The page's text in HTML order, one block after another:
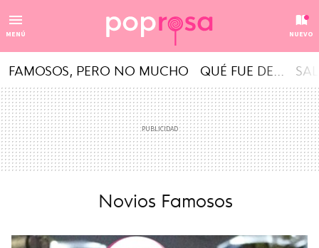
MENÚ NUEVO
FAMOSOS, PERO NO MUCHO QUÉ FUE DE...
Novios Famosos